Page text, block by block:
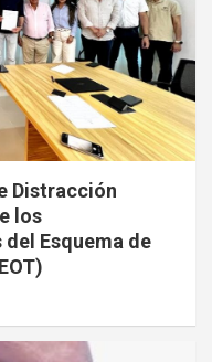
Distracción
los
Esquema de